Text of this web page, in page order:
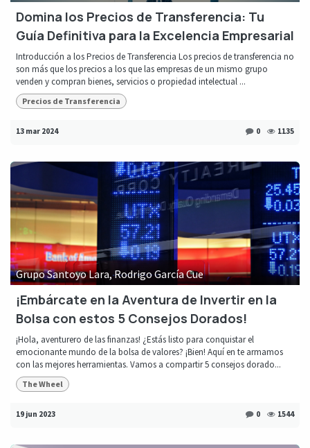
Domina los Precios de Transferencia: Tu
Guía Definitiva para la Excelencia Empresarial
Introducción a los Precios de Transferencia Los precios de transferencia no
son más que los precios a los que las empresas de un mismo grupo
venden y compran bienes, servicios o propiedad intelectual ...
Precios de Transferencia
13 mar 2024 0 1135
Grupo Santoyo Lara, Rodrigo García Cue
¡Embárcate en la Aventura de Invertir en la
Bolsa con estos 5 Consejos Dorados!
¡Hola, aventurero de las finanzas! ¿Estás listo para conquistar el
emocionante mundo de la bolsa de valores? ¡Bien! Aquí en te armamos
con las mejores herramientas. Vamos a compartir 5 consejos dorado...
The Wheel
19 jun 2023 0 1544